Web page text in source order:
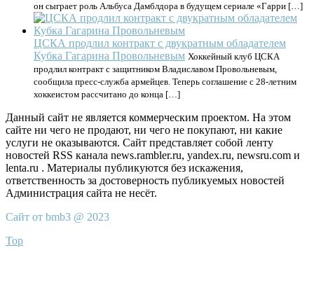
он сыграет роль Альбуса Дамблдора в будущем сериале «Гарри […]
ЦСКА продлил контракт с двукратным обладателем
Кубка Гагарина Провольневым Хоккейный клуб ЦСКА
продлил контракт с защитником Владиславом Провольневым,
сообщила пресс‑служба армейцев. Теперь соглашение с 28‑летним
хоккеистом рассчитано до конца […]
Данный сайт не является коммерческим проектом. На этом
сайте ни чего не продают, ни чего не покупают, ни какие
услуги не оказываются. Сайт представляет собой ленту
новостей RSS канала news.rambler.ru, yandex.ru, newsru.com и
lenta.ru . Материалы публикуются без искажения,
ответственность за достоверность публикуемых новостей
Администрация сайта не несёт.
Сайт от bmb3 @ 2023
Top